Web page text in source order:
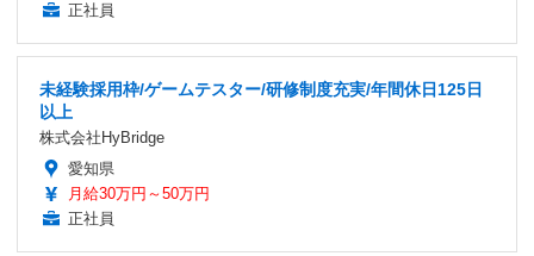
正社員
未経験採用枠/ゲームテスター/研修制度充実/年間休日125日
以上
株式会社HyBridge
愛知県
月給30万円～50万円
正社員